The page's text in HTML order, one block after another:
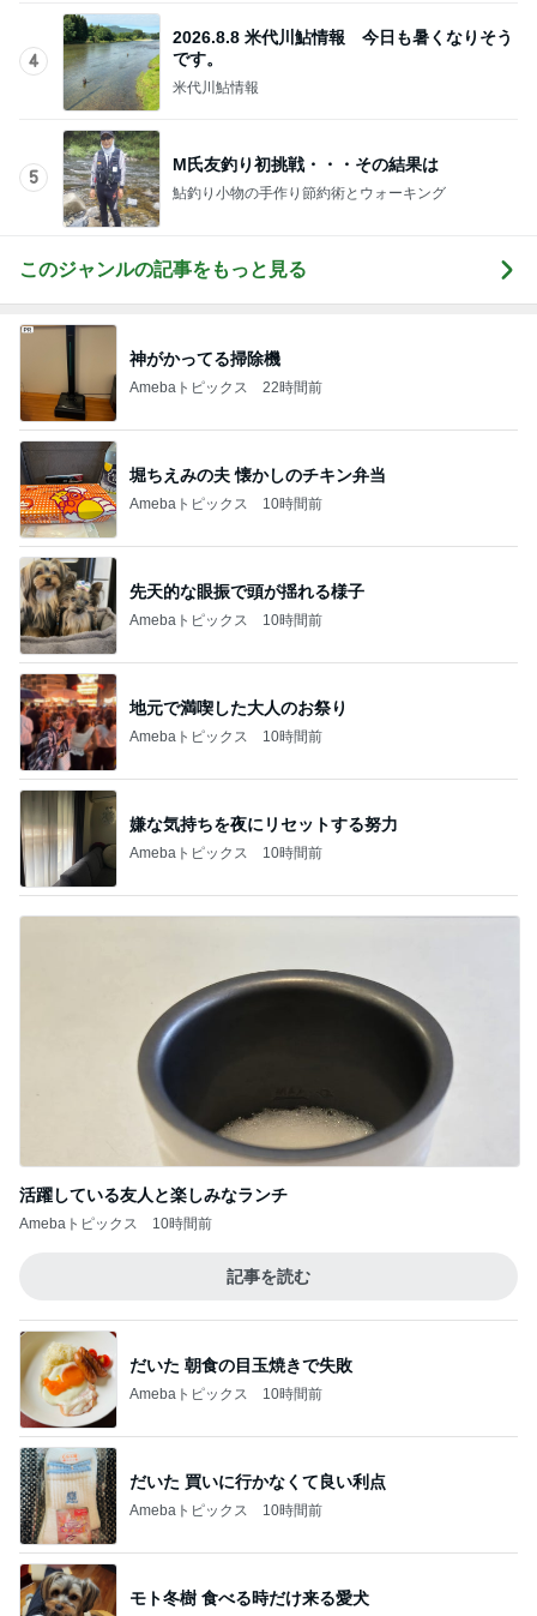
4
2026.8.8 米代川鮎情報 今日も暑くなりそう
です。
米代川鮎情報
5
M氏友釣り初挑戦・・・その結果は
鮎釣り小物の手作り節約術とウォーキング
このジャンルの記事をもっと見る
神がかってる掃除機
Amebaトピックス 22時間前
堀ちえみの夫 懐かしのチキン弁当
Amebaトピックス 10時間前
先天的な眼振で頭が揺れる様子
Amebaトピックス 10時間前
地元で満喫した大人のお祭り
Amebaトピックス 10時間前
嫌な気持ちを夜にリセットする努力
Amebaトピックス 10時間前
活躍している友人と楽しみなランチ
Amebaトピックス 10時間前
記事を読む
だいた 朝食の目玉焼きで失敗
Amebaトピックス 10時間前
だいた 買いに行かなくて良い利点
Amebaトピックス 10時間前
モト冬樹 食べる時だけ来る愛犬